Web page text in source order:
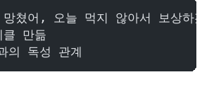
쳤어, 오늘 먹지 않아서 보상하
만듦
의 독성 관계